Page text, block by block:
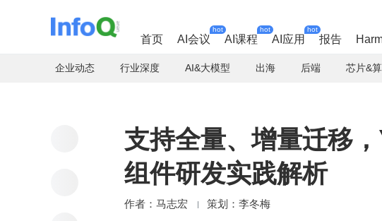
首页 AI会议
hot
AI课程
hot
AI应用
hot
报告
企业动态 行业深度 AI&大模型 出海 后端 芯片&
支持全量、增量迁移
组件研发实践解析
马志宏 李冬梅